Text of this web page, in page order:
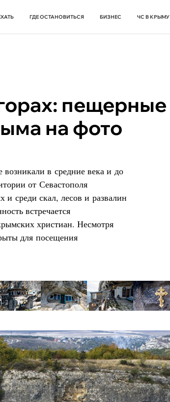
ГДЕ ОСТАНОВИТЬСЯ БИЗНЕС ЧС В КРЫМУ
пещерные
на фото
в средние века и до
от Севастополя
и среди скал, лесов и развалин
встречается
христиан. Несмотря
для посещения